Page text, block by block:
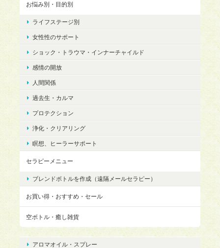
お悩み別・目的別
ライフステージ別
女性性のサポート
ショック・トラウマ・インナーチャイルド
感情の開放
人間関係
過去生・カルマ
プロテクション
浄化・クリアリング
瞑想、ヒーラーサポート
セラピーメニュー
ブレンドボトルを作成（遠隔メールセラピー）
お買い得・おすすめ・セール
空ボトル・癒し雑貨
アロマオイル・スプレー